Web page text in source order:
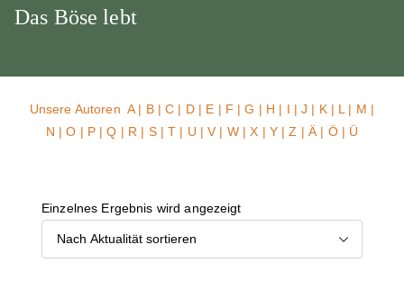
Das Böse lebt
Unsere AutorenA| B|C | D| E | F |G | H | I |J | K| L | M |
N |O | P|Q | R | S|T | U | V | W| X | Y | Z | Ä | Ö | Ü
Einzelnes Ergebnis wird angezeigt